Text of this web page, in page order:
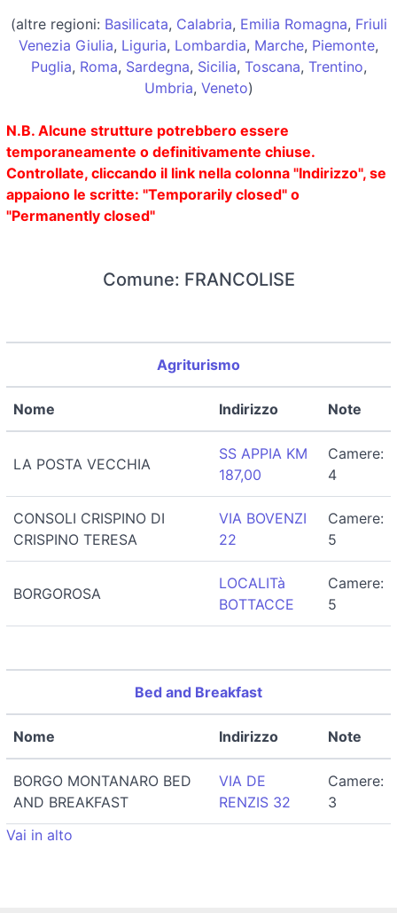
(altre regioni: Basilicata, Calabria, Emilia Romagna, Friuli
Venezia Giulia, Liguria, Lombardia, Marche, Piemonte,
Puglia, Roma, Sardegna, Sicilia, Toscana, Trentino,
Umbria, Veneto)
N.B. Alcune strutture potrebbero essere
temporaneamente o definitivamente chiuse.
Controllate, cliccando il link nella colonna "Indirizzo", se
appaiono le scritte: "Temporarily closed" o
"Permanently closed"
Comune: FRANCOLISE
Agriturismo
Nome Indirizzo Note
LA POSTA VECCHIA
SS APPIA KM
187,00
Camere:
4
CONSOLI CRISPINO DI
CRISPINO TERESA
VIA BOVENZI
22
Camere:
5
BORGOROSA
LOCALITà
BOTTACCE
Camere:
5
Bed and Breakfast
Nome Indirizzo Note
BORGO MONTANARO BED
AND BREAKFAST
VIA DE
RENZIS 32
Camere:
3
Vai in alto